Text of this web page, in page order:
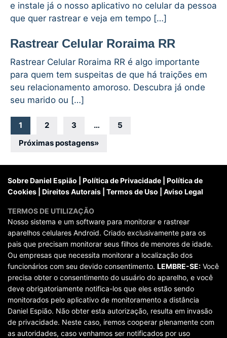
e instale já o nosso aplicativo no celular da pessoa
que quer rastrear e veja em tempo […]
Rastrear Celular Roraima RR
Rastrear Celular Roraima RR é algo importante
para quem tem suspeitas de que há traições em
seu relacionamento amoroso. Descubra já onde
seu marido ou […]
Navegação
por
posts
1 2 3 …
5
Próximas postagens»
Sobre Daniel Espião Política de Privacidade
Política de
Cookies
Direitos Autorais Termos de Uso Aviso Legal
TERMOS DE UTILIZAÇÃO
Nosso sistema e um software para monitorar e rastrear
aparelhos celulares Android. Criado exclusivamente para os
pais que precisam monitorar seus filhos de menores de idade.
Ou empresas que necessita monitorar a localização dos
funcionários com seu devido consentimento. LEMBRE-SE: Você
precisa obter o consentimento do usuário do aparelho, e você
deve obrigatoriamente notifica-los que eles estão sendo
monitorados pelo aplicativo de monitoramento a distância
Daniel Espião. Não obter esta autorização, resulta em invasão
de privacidade. Neste caso, iremos cooperar plenamente com
as autoridades, caso venhamos ser notificados por uso